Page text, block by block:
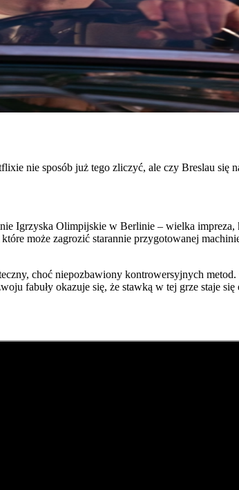
nie sposób już tego zliczyć, ale czy Breslau się
Igrzyska Olimpijskie w Berlinie – wielka impreza,
może zagrozić starannie przygotowanej
choć niepozbawiony kontrowersyjnych
fabuły okazuje się, że stawką w tej grze staje